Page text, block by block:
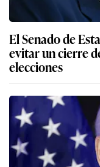
El Senado de
evitar un cierre
elecciones